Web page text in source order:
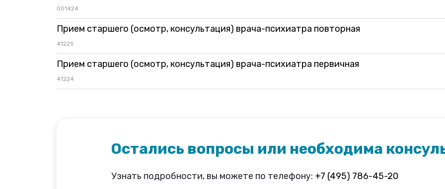
001424
Прием старшего (осмотр, консультация) врача-психиатра повторная
41225
Прием старшего (осмотр, консультация) врача-психиатра первичная
41224
Остались вопросы или необходима
Узнать подробности, вы можете по телефону: +7 (495) 786-45-20